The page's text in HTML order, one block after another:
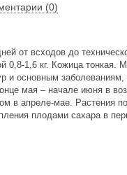
(0)
от всходов до
0,8-1,6 кг. Кожица тонкая.
и основным
мая – начале июня в
в апреле-мае. Растения
плодами сахара в